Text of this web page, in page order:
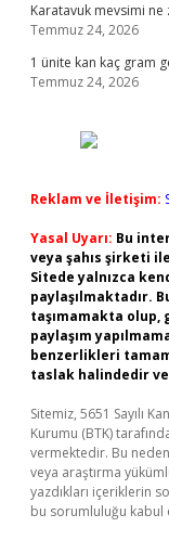
Karatavuk mevsimi ne
Temmuz 24, 2026
1 ünite kan kaç gram
Temmuz 24, 2026
Reklam ve İletişim:
Yasal Uyarı: Bu
veya şahıs şirketi
Sitede yalnızca
paylaşılmaktadır.
taşımamakta olup,
paylaşım
benzerlikleri
taslak halindedir
Sitemiz, 5651 Sayılı
Kurumu (BTK)
vermektedir. Bu
veya araştırma
yazdıkları içeriklerin
bu sorumluluğu kabul